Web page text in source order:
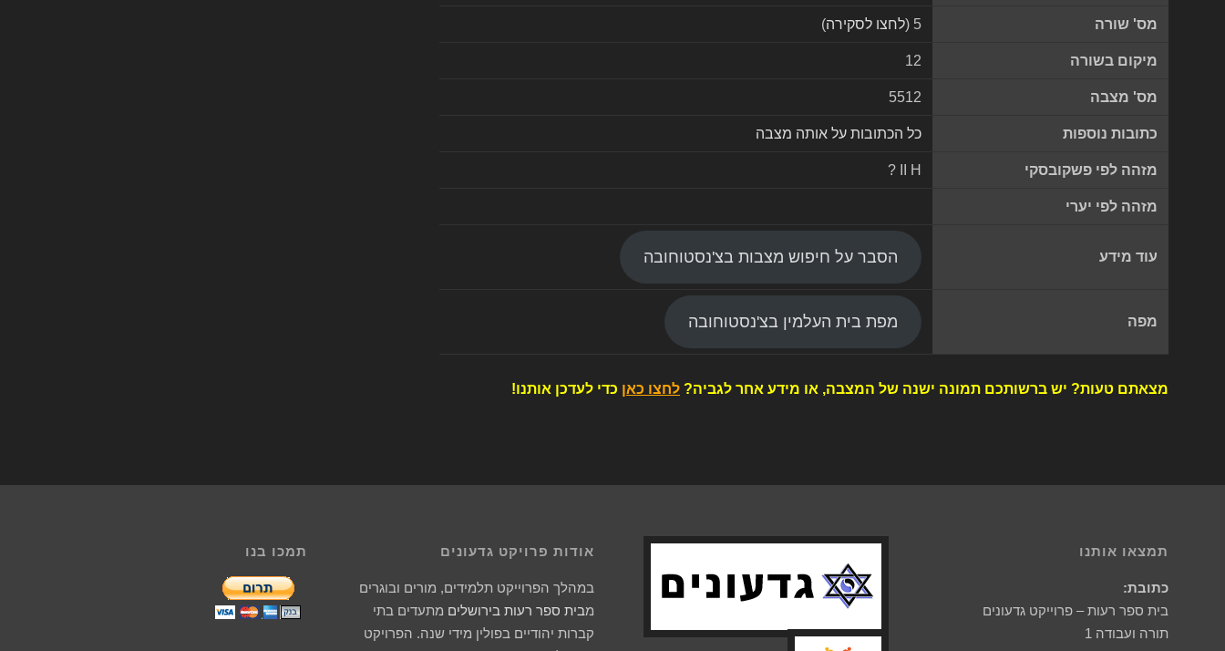
מס' שורה 5 ( לחצו לסקירה)
מיקום בשורה 12
מס' מצבה 5512
כתובות נוספות כל הכתובות על אותה מצבה
מזהה לפי פשקובסקי ? II H
מזהה לפי יערי
עוד מידע הסבר על חיפוש מצבות בצ'נסטוחובה
מפה מפת בית העלמין בצ'נסטוחובה
מצאתם טעות? יש ברשותכם תמונה ישנה של המצבה, או מידע אחר לגביה? לחצו כאן כדי לעדכן אותנו!
תמצאו אותנו
כתובת:
בית ספר רעות – פרוייקט גדעונים
תורה ועבודה 1
אודות פרויקט גדעונים
במהלך הפרוייקט תלמידים, מורים ובוגרים
מבית ספר רעות בירושלים מתעדים בתי
קברות יהודיים בפולין מידי שנה. הפרויקט
תמכו בנו